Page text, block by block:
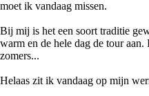
moet ik vandaag missen.
Bij mij is het een soort traditie
warm en de hele dag de tour
zomers...
Helaas zit ik vandaag op mijn